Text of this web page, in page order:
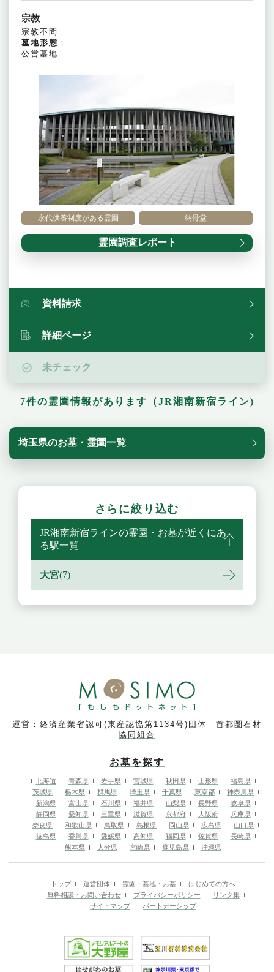
永代供養制度がある霊園 納骨堂
霊園調査レポート
宗教
宗教不問
墓地形態 ：
公営墓地
資料請求
詳細ページ
未チェック
7件の霊園情報があります（JR湘南新宿ライン)
埼玉県のお墓・霊園一覧
さらに絞り込む
JR湘南新宿ラインの霊園・お墓が近くにあ
る駅一覧
大宮(7)
運営：経済産業省認可(東産認協第1134号)団体 首都圏石材
協同組合
お墓を探す
北海道 青森県 岩手県 宮城県 秋田県 山形県
福島県
茨城県
栃木県 群馬県 埼玉県 千葉県 東京都
神奈川県
新潟県
富山県 石川県 福井県 山梨県 長野県
岐阜県
静岡県
愛知県 三重県 滋賀県 京都府 大阪府
兵庫県
奈良県
和歌山県 鳥取県 島根県 岡山県 広島県
山口県
徳島県
香川県 愛媛県 高知県 福岡県 佐賀県
長崎県
熊本県
大分県 宮崎県 鹿児島県 沖縄県
トップ 運営団体 霊園・墓地・お墓
はじめての方へ
無料相談・お問い合わせ
プライバシーポリシー
リンク集
サイトマップ
パートナーシップ